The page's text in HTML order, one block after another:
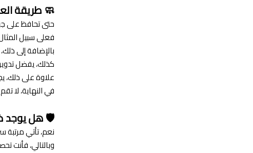
🧼 طريقة
حتى تحافظ على
فعلى سبيل
بالإضافة إلى
كذلك، يفضل
علاوة على ذلك،
في النهاية، لا
🛡️ هل يوجد
نعم، تأتي مرتبة سرير فينيسيا بضمان لمدة 5
وبالتالي، فأنت